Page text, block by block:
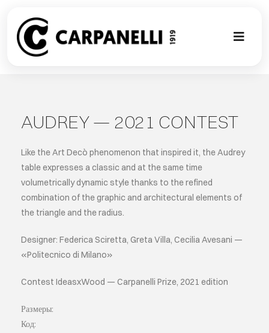
content
Toggle
NUOVA
AUDREY — 2021 CONTEST
Like the Art Decò phenomenon that inspired it, the Audrey
table expresses a classic and at the same time
volumetrically dynamic style thanks to the refined
combination of the graphic and architectural elements of
the triangle and the radius.
Designer: Federica Sciretta, Greta Villa, Cecilia Avesani —
«Politecnico di Milano»
Contest IdeasxWood — Carpanelli Prize, 2021 edition
Размеры:
Код: